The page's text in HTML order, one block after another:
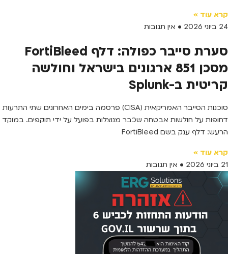
קרא עוד »
24 ביוני 2026
אין תגובות
סערת סייבר כפולה: דלף FortiBleed
מסכן 851 ארגונים בישראל וחולשה
קריטית ב-Splunk
סוכנות הסייבר האמריקאית (CISA) פרסמה בימים האחרונים שתי התרעות
דחופות על חולשות אבטחה שכבר מנוצלות בפועל על ידי תוקפים. במוקד
הרעש: דלף ענק בשם FortiBleed
קרא עוד »
21 ביוני 2026
אין תגובות